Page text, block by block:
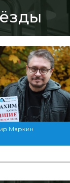
Маркин